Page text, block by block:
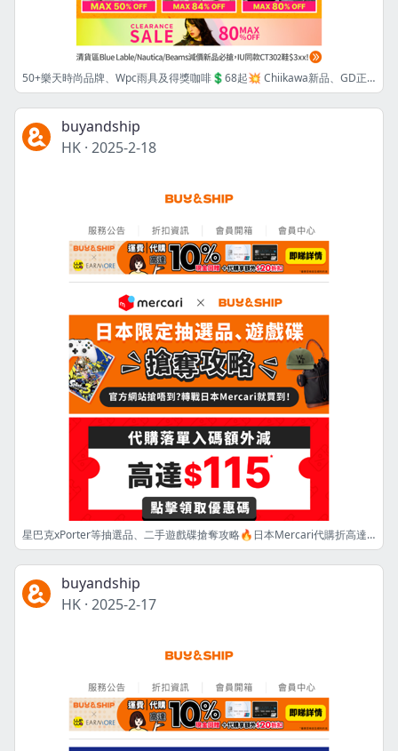
50+樂天時尚品牌、Wpc雨具及得獎咖啡💲68起💥 Chiikawa新品、GD正規三輯全攻略送達👍
buyandship
HK · 2025-2-18
星巴克xPorter等抽選品、二手遊戲碟搶奪攻略🔥日本Mercari代購折高達💲115輕鬆到手💰
buyandship
HK · 2025-2-17